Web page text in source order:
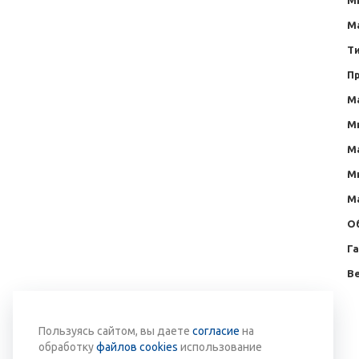
Вернуться к списку
Пользуясь сайтом, вы даете согласие на
обработкуфайлов cookies использование